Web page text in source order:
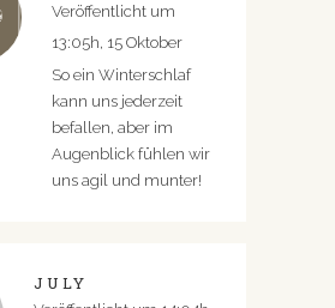
Veröffentlicht um
13:05h, 15 Oktober
So ein Winterschlaf
kann uns jederzeit
befallen, aber im
Augenblick fühlen wir
uns agil und munter!
JULY